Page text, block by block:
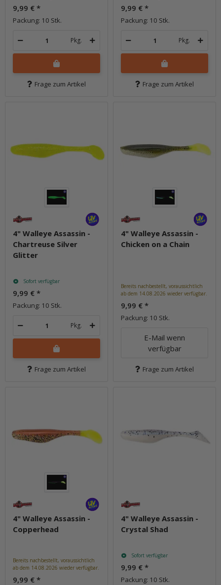
9,99 € *
Packung: 10 Stk.
Pkg.
Frage zum Artikel
9,99 € *
Packung: 10 Stk.
Pkg.
Frage zum Artikel
4" Walleye Assassin -
Chartreuse Silver
Glitter
Sofort verfügbar
9,99 € *
Packung: 10 Stk.
Pkg.
Frage zum Artikel
4" Walleye Assassin -
Chicken on a Chain
Bereits nachbestellt, voraussichtlich
ab dem 14.08.2026 wieder verfügbar.
9,99 € *
Packung: 10 Stk.
E-Mail wenn
verfügbar
Frage zum Artikel
4" Walleye Assassin -
Copperhead
Bereits nachbestellt, voraussichtlich
ab dem 14.08.2026 wieder verfügbar.
9,99 € *
4" Walleye Assassin -
Crystal Shad
Sofort verfügbar
9,99 € *
Packung: 10 Stk.